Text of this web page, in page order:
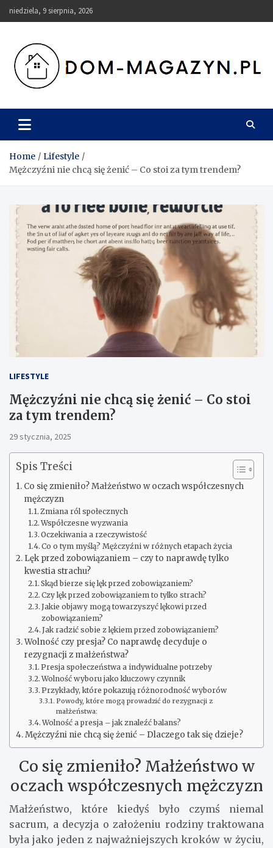
Skip
to
niedziela, 9 sierpnia, 2026
Dom-Magazyn.pl
Home
Lifestyle
Mężczyźni nie chcą się żenić – Co stoi za tym trendem?
LIFESTYLE
Mężczyźni nie chcą się żenić – Co stoi
za tym trendem?
29 stycznia, 2025
Spis Treści
Co się zmieniło? Małżeństwo w oczach współczesnych
mężczyzn
Zmiana ról społecznych
Współczesne wyzwania
Oczekiwania a rzeczywistość
Co o tym myślą? Mężczyźni w różnych etapach życia
Lęk przed zobowiązaniem – czy to naprawdę tylko
kwestia strachu?
Skąd bierze się lęk przed zobowiązaniem?
Czy lęk przed zobowiązaniem to tylko strach?
Jakie objawy mogą towarzyszyć lękowi przed
zobowiązaniem?
Jak radzić sobie z lękiem przed zobowiązaniem?
Wolność czy presja? Co naprawdę decyduje o
rezygnacji z małżeństwa?
Presja społeczeństwa a indywidualne potrzeby
Wolność wyboru jako kluczowy czynnik
Przykłady, które pokazują różnorodność wyborów
Powody, które mogą prowadzić do rezygnacji z
małżeństwa:
Wolność a presja – jak znaleźć balans?
Mężczyźni nie chcą się żenić – Dlaczego tak się dzieje?
Co się zmieniło? Małżeństwo w
oczach współczesnych mężczyzn
Małżeństwo, które kiedyś było czymś niemal
sacrum, a decyzja o założeniu rodziny traktowana
była jako jeden z najważniejszych kroków w życiu,